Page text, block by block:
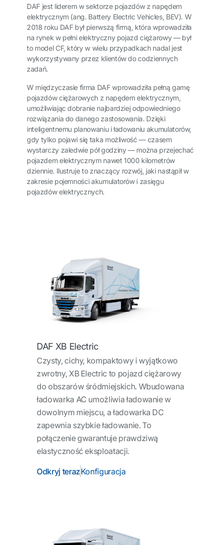
DAF jest liderem w sektorze pojazdów z napędem
elektrycznym (ang. Battery Electric Vehicles, BEV). W
2018 roku DAF był pierwszą firmą, która wprowadziła
na rynek w pełni elektryczny pojazd ciężarowy — był
to model CF, który w wielu przypadkach nadal jest
wykorzystywany przez klientów do codziennych
zadań.
W międzyczasie firma DAF wprowadziła pełną gamę
pojazdów ciężarowych z napędem elektrycznym,
umożliwiając dobranie najbardziej odpowiedniego
rozwiązania do danego zastosowania. Dzięki
inteligentnemu planowaniu i ładowaniu akumulatorów,
gdy tylko pojawi się taka możliwość — czasem
wystarczy zaledwie pół godziny — można przejechać
pojazdem elektrycznym nawet 1000 kilometrów
dziennie. Ilustruje to znaczący rozwój, jaki nastąpił w
zakresie pojemności akumulatorów i zasięgu
pojazdów elektrycznych.
DAF XB Electric
Czysty, cichy, kompaktowy i wyjątkowo
zwrotny, XB Electric to pojazd ciężarowy
do obszarów śródmiejskich. Wbudowana
ładowarka AC umożliwia ładowanie w
dowolnym miejscu, a ładowarka DC
zapewnia szybkie ładowanie. To
połączenie gwarantuje prawdziwą
elastyczność eksploatacji.
Odkryj terazKonfiguracja